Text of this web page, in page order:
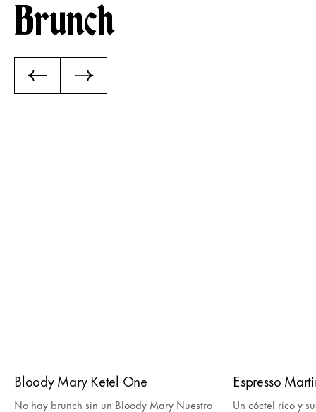
Brunch
Bloody Mary Ketel One
No hay brunch sin un Bloody Mary Nuestro
Espresso
Un cóctel rico y